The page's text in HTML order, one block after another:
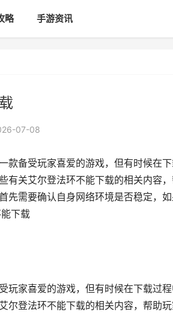
略 手游资讯
07-08
款备受玩家喜爱的游戏，但有时候在
有关艾尔登法环不能下载的相关内容
先需要确认自身网络环境是否稳定，
下载
玩家喜爱的游戏，但有时候在下载过
尔登法环不能下载的相关内容，帮助玩